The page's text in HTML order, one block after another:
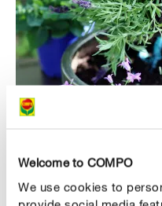
Welcome to COMPO
We use cookies to
Totul începe cu pământul
Cum ghivecele, cutiile și